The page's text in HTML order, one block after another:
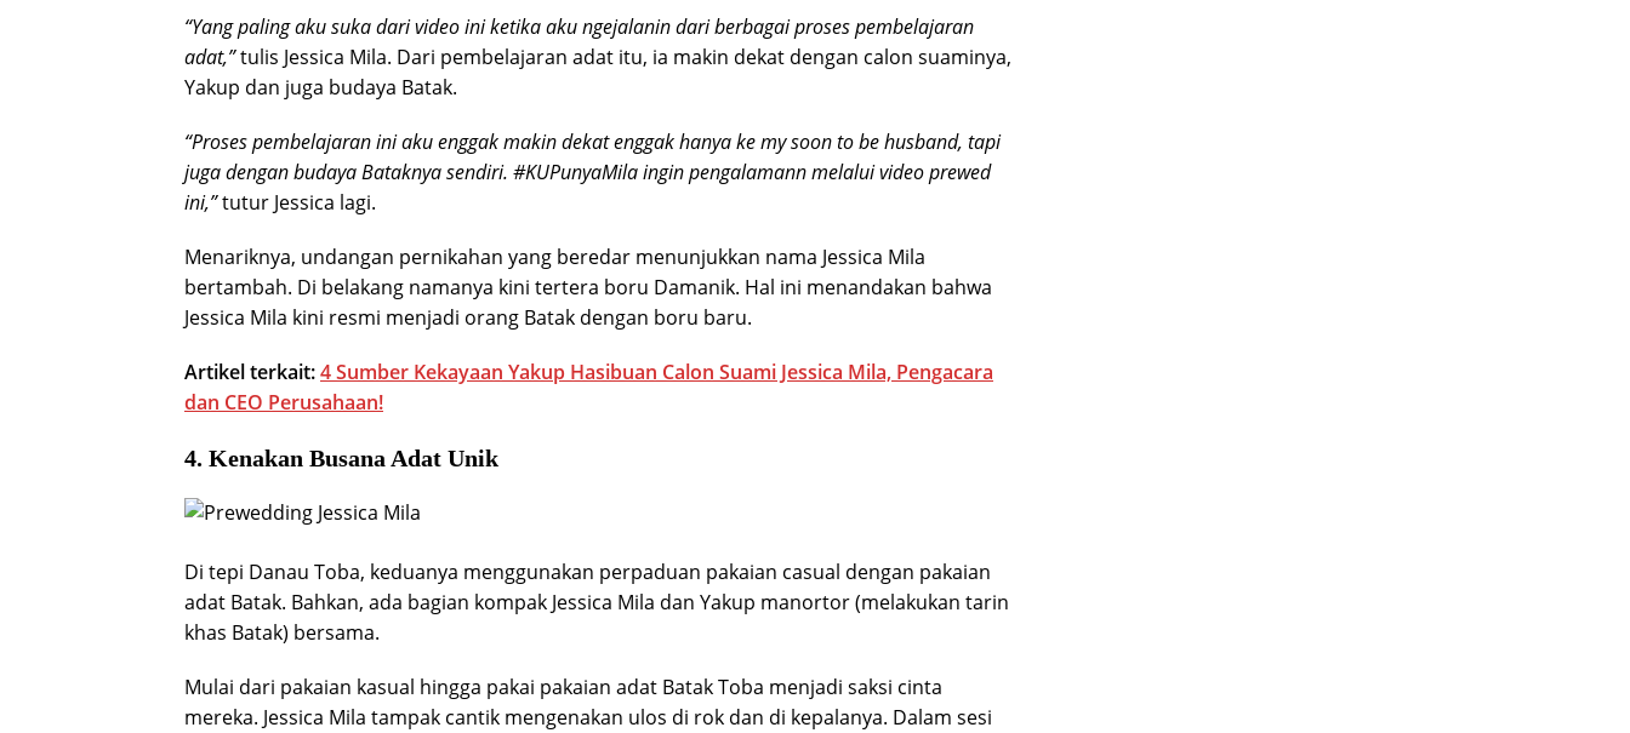
“Yang paling aku suka dari video ini ketika aku ngejalanin dari berbagai proses pembelajaran
adat,”tulis Jessica Mila. Dari pembelajaran adat itu, ia makin dekat dengan calon suaminya,
Yakup dan juga budaya Batak.
“Proses pembelajaran ini aku enggak makin dekat enggak hanya ke my soon to be husband, tapi
juga dengan budaya Bataknya sendiri. #KUPunyaMila ingin pengalamann melalui video prewed
ini,”tutur Jessica lagi.
Menariknya, undangan pernikahan yang beredar menunjukkan nama Jessica Mila
bertambah. Di belakang namanya kini tertera boru Damanik. Hal ini menandakan bahwa
Jessica Mila kini resmi menjadi orang Batak dengan boru baru.
Artikel terkait:4 Sumber Kekayaan Yakup Hasibuan Calon Suami Jessica Mila, Pengacara
dan CEO Perusahaan!
4. Kenakan Busana Adat Unik
Di tepi Danau Toba, keduanya menggunakan perpaduan pakaian casual dengan pakaian
adat Batak. Bahkan, ada bagian kompak Jessica Mila dan Yakup manortor (melakukan tarin
khas Batak) bersama.
Mulai dari pakaian kasual hingga pakai pakaian adat Batak Toba menjadi saksi cinta
mereka. Jessica Mila tampak cantik mengenakan ulos di rok dan di kepalanya. Dalam sesi